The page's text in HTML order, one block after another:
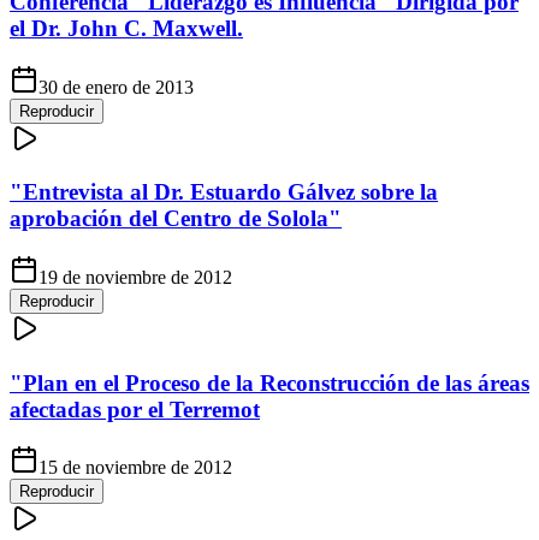
el Dr. John C. Maxwell.
30 de enero de 2013
Reproducir
"Entrevista al Dr. Estuardo Gálvez sobre la
aprobación del Centro de Solola"
19 de noviembre de 2012
Reproducir
"Plan en el Proceso de la Reconstrucción de las áreas
afectadas por el Terremot
15 de noviembre de 2012
Reproducir